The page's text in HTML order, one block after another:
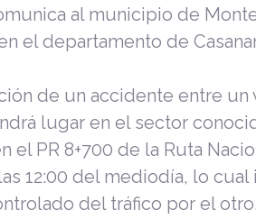
al municipio de
el departamento de
de un accidente entre
lugar en el sector
el PR 8+700 de la Ruta
12:00 del mediodía, lo
del tráfico por el